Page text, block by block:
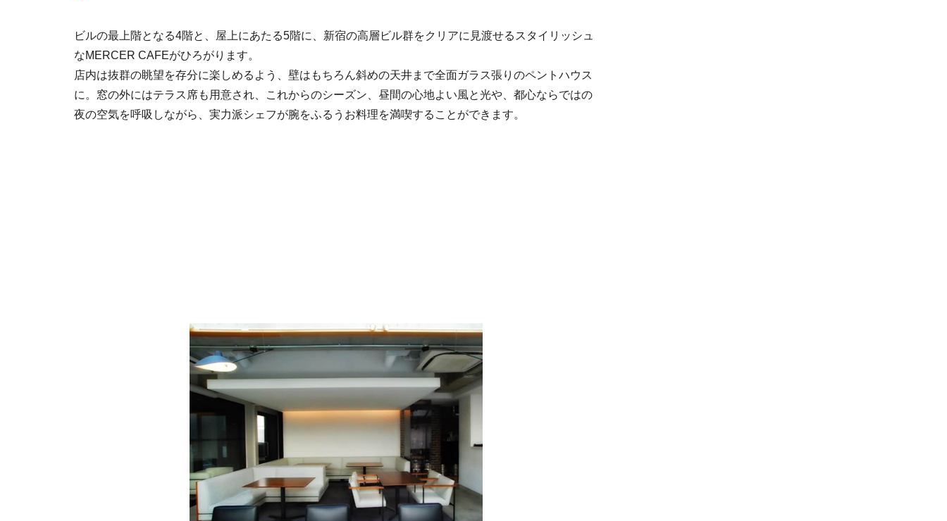
ビルの最上階となる4階と、屋上にあたる5階に、新宿の高層ビル群をクリアに見渡せるスタイリッシュ
なMERCER CAFEがひろがります。
店内は抜群の眺望を存分に楽しめるよう、壁はもちろん斜めの天井まで全面ガラス張りのペントハウス
に。窓の外にはテラス席も用意され、これからのシーズン、昼間の心地よい風と光や、都心ならではの
夜の空気を呼吸しながら、実力派シェフが腕をふるうお料理を満喫することができます。